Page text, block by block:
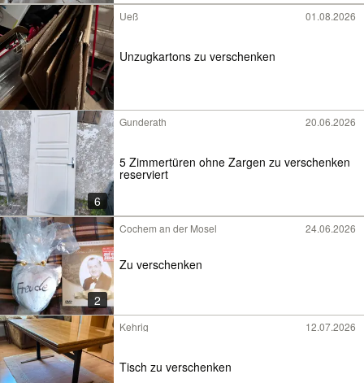
Ueß 01.08.2026
Unzugkartons zu verschenken
6
Gunderath 20.06.2026
5 Zimmertüren ohne Zargen zu verschenken
reserviert
2
Cochem an der Mosel 24.06.2026
Zu verschenken
Kehrig 12.07.2026
Tisch zu verschenken